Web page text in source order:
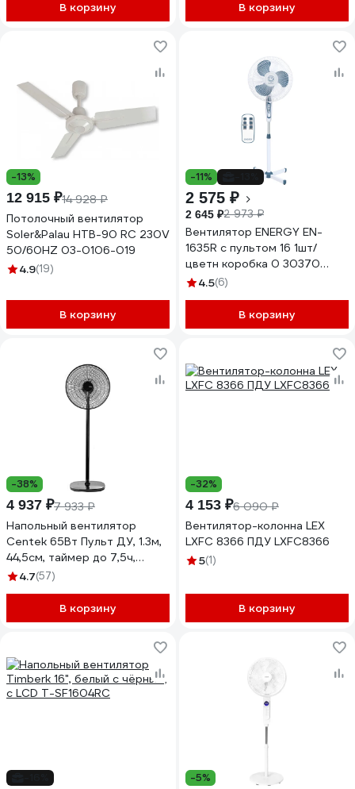
В корзину В корзину
-13%
12 915 ₽14 928 ₽
Потолочный вентилятор
Soler&Palau HTB-90 RC 230V
50/60HZ 03-0106-019
4.9(19)
В корзину
-11%
2 575 ₽
2 645 ₽2 973 ₽
Вентилятор ENERGY EN-
1635R с пультом 16 1шт/
цветн коробка 0 30370
030370
4.5(6)
В корзину
-38%
4 937 ₽7 933 ₽
Напольный вентилятор
Centek 65Вт Пульт ДУ, 1.3м,
44,5см, таймер до 7,5ч,
тяжелая база CT-5024 Black
4.7(57)
В корзину
-32%
4 153 ₽6 090 ₽
Вентилятор-колонна LEX
LXFC 8366 ПДУ LXFC8366
5(1)
В корзину
-5%